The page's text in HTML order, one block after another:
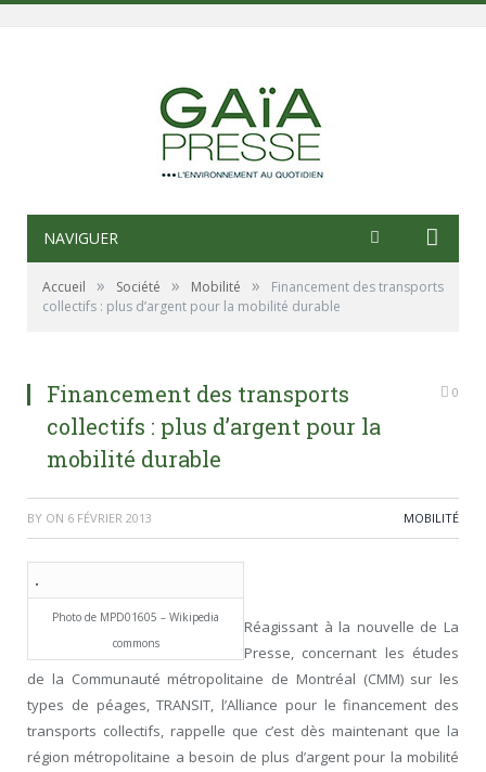
NAVIGUER
Accueil » Société » Mobilité »
Financement des transports
collectifs : plus d’argent pour la mobilité durable
Financement des transports
collectifs : plus d’argent pour la
mobilité durable
0
BY ON 6 FÉVRIER 2013 MOBILITÉ
Photo de MPD01605 – Wikipedia
commons
Réagissant à la nouvelle de La
Presse, concernant les études
de la Communauté métropolitaine de Montréal (CMM) sur les
types de péages, TRANSIT, l’Alliance pour le financement des
transports collectifs, rappelle que c’est dès maintenant que la
région métropolitaine a besoin de plus d’argent pour la mobilité